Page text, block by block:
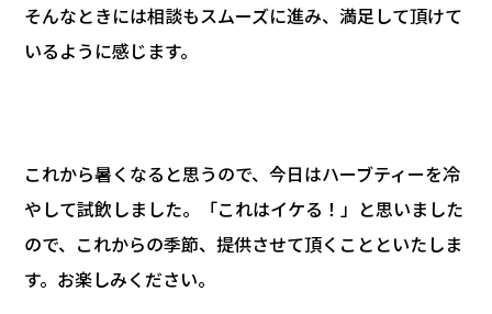
そんなときには相談もスムーズに進み、満足して頂けて
いるように感じます。
これから暑くなると思うので、今日はハーブティーを冷
やして試飲しました。「これはイケる！」と思いました
ので、これからの季節、提供させて頂くことといたしま
す。お楽しみください。